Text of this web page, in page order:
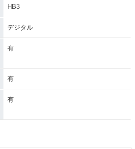
HB3
デジタル
有
有
有